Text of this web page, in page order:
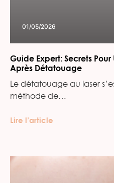
01/05/2026
Guide Expert: Secrets
Après Détatouage
Le détatouage au laser
méthode de…
Lire l’article